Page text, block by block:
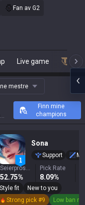
Fan av G2
Live game
mestre
Basert på denne summonerens mest spilte champions, resultater og nøkkelstatistikk.
Finn mine
champions
Sona
Support
Seierprosent
52.75%
Pick Rate
8.09%
Style fit
New to you
Strong pick #9
Low ban